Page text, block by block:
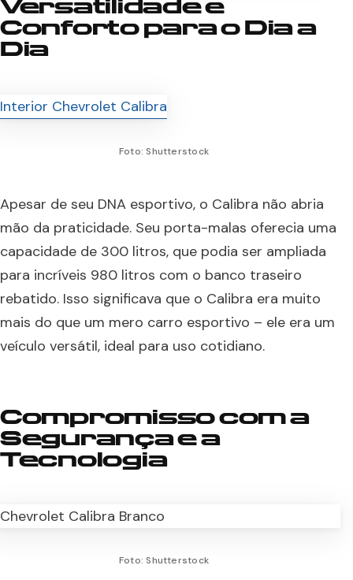
Versatilidade e
Conforto para o Dia a
Dia
Foto: Shutterstock
Apesar de seu DNA esportivo, o Calibra não abria
mão da praticidade. Seu porta-malas oferecia uma
capacidade de 300 litros, que podia ser ampliada
para incríveis 980 litros com o banco traseiro
rebatido. Isso significava que o Calibra era muito
mais do que um mero carro esportivo – ele era um
veículo versátil, ideal para uso cotidiano.
Compromisso com a
Segurança e a
Tecnologia
Foto: Shutterstock